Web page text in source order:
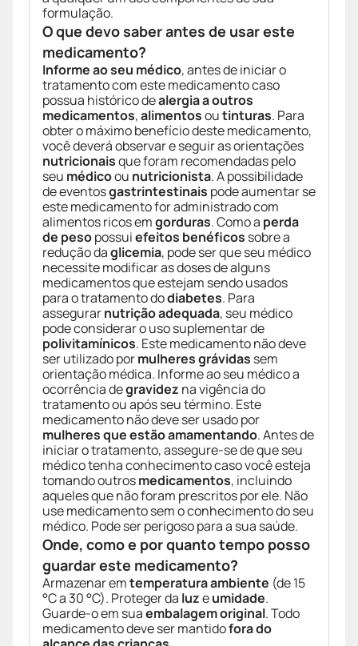
formulação.
O que devo saber antes de usar este
medicamento?
Informe ao seu médico, antes de iniciar o
tratamento com este medicamento caso
possua histórico dealergia a outros
medicamentos,alimentosoutinturas. Para
obter o máximo benefício deste medicamento,
você deverá observar e seguir as orientações
nutricionaisque foram recomendadas pelo
seu médicoou nutricionista. A possibilidade
de eventosgastrintestinais pode aumentar se
este medicamento for administrado com
alimentos ricos emgorduras. Como a perda
de pesopossuiefeitos benéficos sobre a
redução daglicemia, pode ser que seu médico
necessite modificar as doses de alguns
medicamentos que estejam sendo usados
para o tratamento dodiabetes. Para
assegurarnutrição adequada, seu médico
pode considerar o uso suplementar de
polivitamínicos. Este medicamento não deve
ser utilizado pormulheres grávidas sem
orientação médica. Informe ao seu médico a
ocorrência degravidez na vigência do
tratamento ou após seu término. Este
medicamento não deve ser usado por
mulheres que estão amamentando. Antes de
iniciar o tratamento, assegure-se de que seu
médico tenha conhecimento caso você esteja
tomando outrosmedicamentos, incluindo
aqueles que não foram prescritos por ele. Não
use medicamento sem o conhecimento do seu
médico. Pode ser perigoso para a sua saúde.
Onde, como e por quanto tempo posso
guardar este medicamento?
Armazenar emtemperatura ambiente (de 15
°C a 30 °C). Proteger da luzeumidade.
Guarde-o em suaembalagem original. Todo
medicamento deve ser mantidofora do